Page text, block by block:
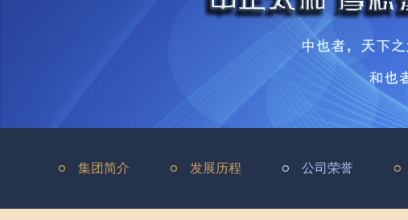
集团简介 发展历程 公司荣誉